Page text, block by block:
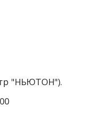
"НЬЮТОН").